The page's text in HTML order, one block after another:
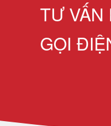
TƯ VẤN
GỌI